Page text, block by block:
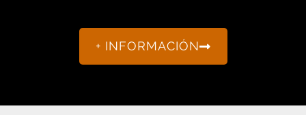
+ INFORMACIÓN